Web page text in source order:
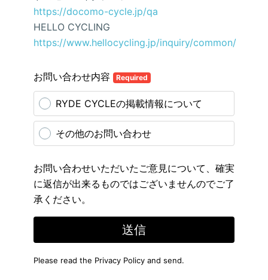
https://docomo-cycle.jp/qa
HELLO CYCLING
https://www.hellocycling.jp/inquiry/common/
お問い合わせ内容 Required
RYDE CYCLEの掲載情報について
その他のお問い合わせ
お問い合わせいただいたご意見について、確実
に返信が出来るものではございませんのでご了
承ください。
送信
Please read the Privacy Policy and send.